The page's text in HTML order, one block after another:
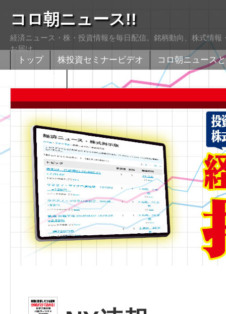
コロ朝ニュース!!
経済ニュース・株・投資情報を毎日配信。銘柄動向、株式情
お届け
トップ 株投資セミナービデオ
コロ朝ニュース